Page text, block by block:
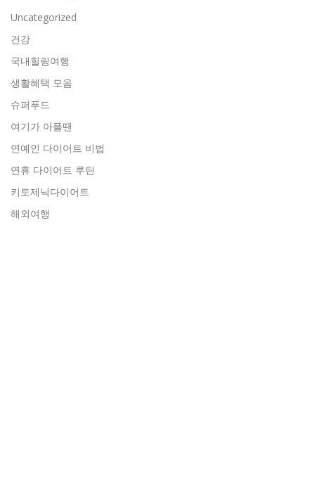
Uncategorized
건강
국내힐링여행
생활혜택 모음
슈퍼푸드
여기가 아플땐
연예인 다이어트 비법
연휴 다이어트 루틴
키토제닉다이어트
해외여행